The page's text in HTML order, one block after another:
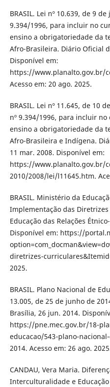
BRASIL. Lei nº 10.639, de 9
9.394/1996, para incluir no
ensino a obrigatoriedade da
Afro-Brasileira. Diário Oficial
Disponível em:
https://www.planalto.gov.br/
Acesso em: 20 ago. 2025.
BRASIL. Lei nº 11.645, de 10
nº 9.394/1996, para incluir
ensino a obrigatoriedade da
Afro-Brasileira e Indígena.
11 mar. 2008. Disponível em:
https://www.planalto.gov.br/
2010/2008/lei/l11645.htm.
BRASIL. Ministério da
Implementação das
Educação das Relações
Disponível em: https://
diretrizes-
2025.
BRASIL. Plano Nacional de
13.005, de 25 de junho de
Brasília, 26 jun. 2014.
https://pne.mec.gov.br/18-
educacao/543-plano-
2014. Acesso em: 26 ago.
CANDAU, Vera Maria.
Interculturalidade e